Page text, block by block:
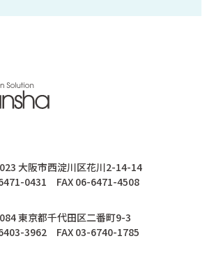
大阪市西淀川区花川2-14-14
0431 FAX 06-6471-4508
東京都千代田区二番町9-3
3962 FAX 03-6740-1785